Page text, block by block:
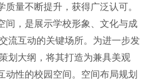
量不断提升，获得广泛认可。
间，是展示学校形象、文化与成
流互动的关键场所。为进一步发
划大纲，将其打造为兼具美观
动性的校园空间。空间布局规划